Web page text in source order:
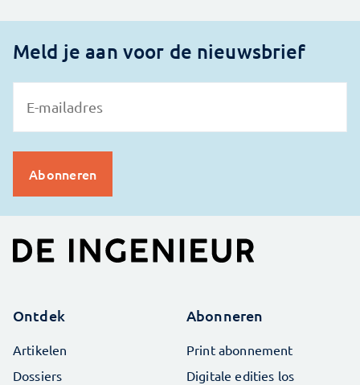
Meld je aan voor de nieuwsbrief
Ontdek
Artikelen
Dossiers
Abonneren
Print abonnement
Digitale edities los